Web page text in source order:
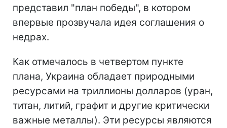
представил "план победы", в котором
впервые прозвучала идея соглашения о
недрах.
Как отмечалось в четвертом пункте
плана, Украина обладает природными
ресурсами на триллионы долларов (уран,
титан, литий, графит и другие критически
важные металлы). Эти ресурсы являются